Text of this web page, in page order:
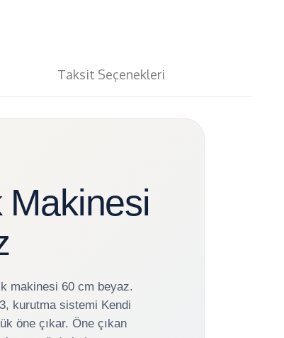
Taksit Seçenekleri
Makinesi
makinesi 60 cm beyaz.
kurutma sistemi Kendi
öne çıkar. Öne çıkan